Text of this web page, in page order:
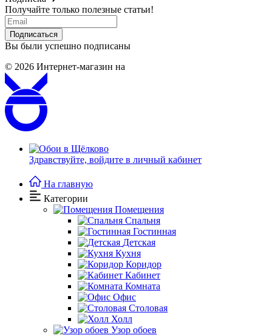
Получайте только полезные статьи!
Подписаться
Вы были успешно подписаны
© 2026 Интернет-магазин на
Здравствуйте, войдите в личный кабинет
На главную
Категории
Помещения
Спальня
Гостинная
Детская
Кухня
Коридор
Кабинет
Комната
Офис
Столовая
Холл
Узор обоев